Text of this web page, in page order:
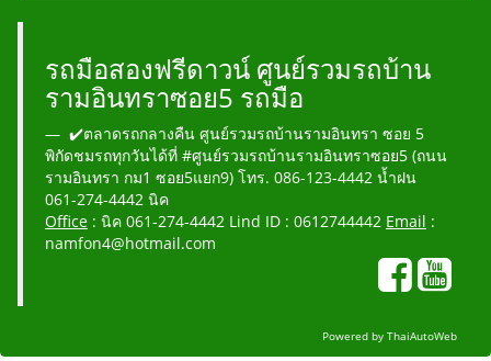
รถมือสองฟรีดาวน์ ศูนย์รวมรถบ้าน
รามอินทราซอย5 รถมือ
✔️ตลาดรถกลางคืน ศูนย์รวมรถบ้านรามอินทรา ซอย 5
พิกัดชมรถทุกวันได้ที่ #ศูนย์รวมรถบ้านรามอินทราซอย5 (ถนน
รามอินทรา กม1 ซอย5แยก9) โทร. 086-123-4442 น้ำฝน
061-274-4442 นิค
Office : นิค 061-274-4442 Lind ID : 0612744442 Email :
namfon4@hotmail.com
Powered by ThaiAutoWeb